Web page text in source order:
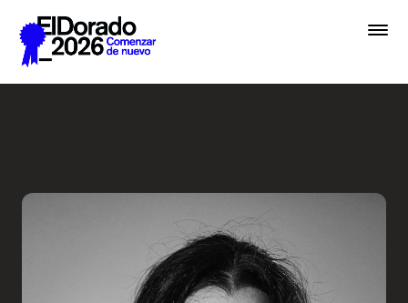
Saltar al contenido principal